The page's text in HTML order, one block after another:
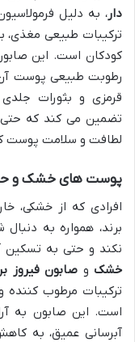
دار
ترکیبات طبیعی
کودکان است. این
رطوبت طبیعی پوست آن
قرمزی و بثورات
تضمین می کند که حتی
لطافت و سلامت پوست
پوست های خشک و
افرادی که از خشکی،
برند، همواره به
نکند و حتی به
خشک و صابون
ترکیبات مرطوب کننده
است. این صابون به
آبرسانی عمیق، به